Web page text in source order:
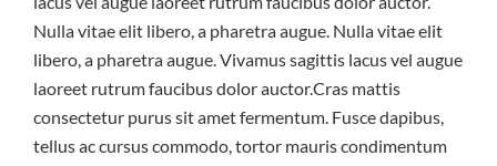
Nulla vitae elit libero, a pharetra augue. Nulla vitae elit
libero, a pharetra augue. Vivamus sagittis lacus vel augue
laoreet rutrum faucibus dolor auctor.Cras mattis
consectetur purus sit amet fermentum. Fusce dapibus,
tellus ac cursus commodo, tortor mauris condimentum